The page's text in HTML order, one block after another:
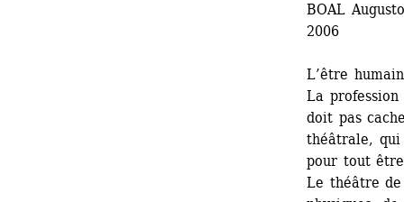
BOAL
2006
L’être
La
doit pas
théâtrale,
pour tout
Le théâtre de